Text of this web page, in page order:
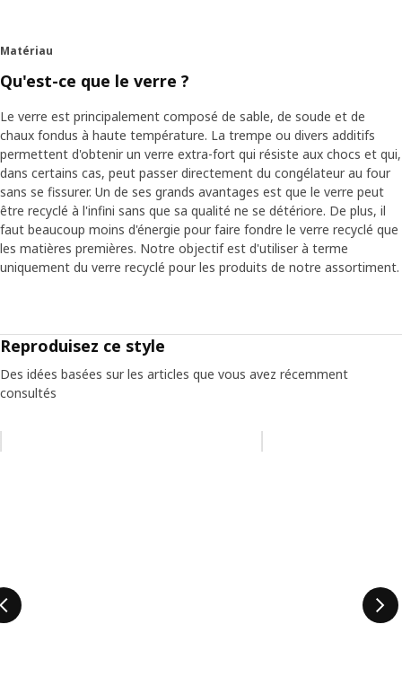
Matériau
Qu'est-ce que le verre ?
Le verre est principalement composé de sable, de soude et de
chaux fondus à haute température. La trempe ou divers additifs
permettent d'obtenir un verre extra-fort qui résiste aux chocs et qui,
dans certains cas, peut passer directement du congélateur au four
sans se fissurer. Un de ses grands avantages est que le verre peut
être recyclé à l'infini sans que sa qualité ne se détériore. De plus, il
faut beaucoup moins d'énergie pour faire fondre le verre recyclé que
les matières premières. Notre objectif est d'utiliser à terme
uniquement du verre recyclé pour les produits de notre assortiment.
Reproduisez ce style
Des idées basées sur les articles que vous avez récemment
consultés